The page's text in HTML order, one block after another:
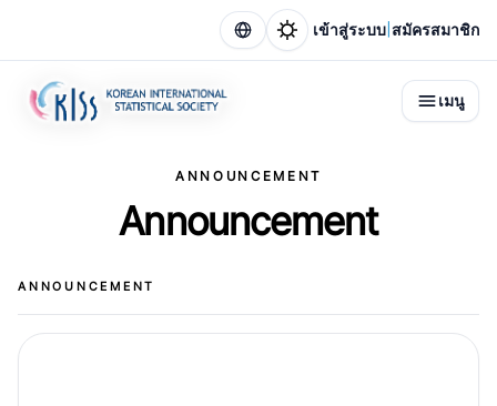
เข้าสู่ระบบ สมัครสมาชิก
เมนู
ANNOUNCEMENT
Announcement
ANNOUNCEMENT